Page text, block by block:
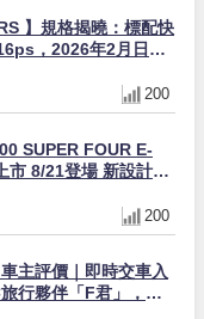
】規格揭曉：標配快
，2026年2月日本
200
SUPER FOUR E-
8/21登場 新設計直
200
主評價｜即時交車入
行夥伴「F君」，舞